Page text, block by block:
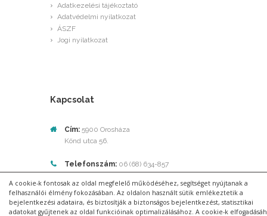
A cookie-k fontosak az oldal megfelelő működéséhez, segítséget nyújtanak a
felhasználói élmény fokozásában. Az oldalon használt sütik emlékeztetik a
bejelentkezési adataira, és biztosítják a biztonságos bejelentkezést, statisztikai
adatokat gyűjtenek az oldal funkcióinak optimalizálásához. A cookie-k
Adatkezelési tájékoztató
Adatvédelmi nyilatkozat
ÁSZF
Jogi nyilatkozat
Kapcsolat
Cím: 5900 Orosháza
Könd utca 56.
Telefonszám: 06 (68) 634-857
E-mail: info@pottyosoptika.hu